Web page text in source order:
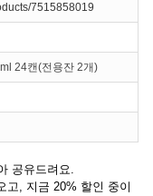
7515858019
24캔(전용잔 2개)
공유드려요.
고, 지금 20% 할인 중이